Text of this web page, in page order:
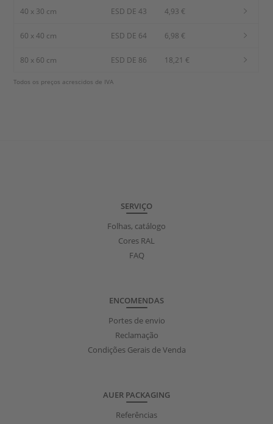
40 x 30 cm ESD DE 43 4,93 €
60 x 40 cm ESD DE 64 6,98 €
80 x 60 cm ESD DE 86 18,21 €
Todos os preços acrescidos de IVA
SERVIÇO
Folhas, catálogo
Cores RAL
FAQ
ENCOMENDAS
Portes de envio
Reclamação
Condições Gerais de Venda
AUER PACKAGING
Referências